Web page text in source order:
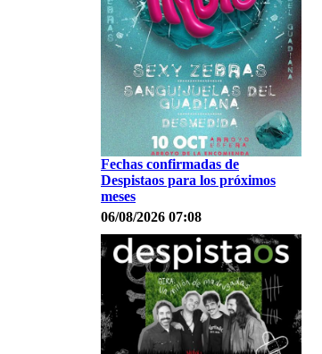
Fechas confirmadas de
Despistaos para los próximos
meses
06/08/2026 07:08